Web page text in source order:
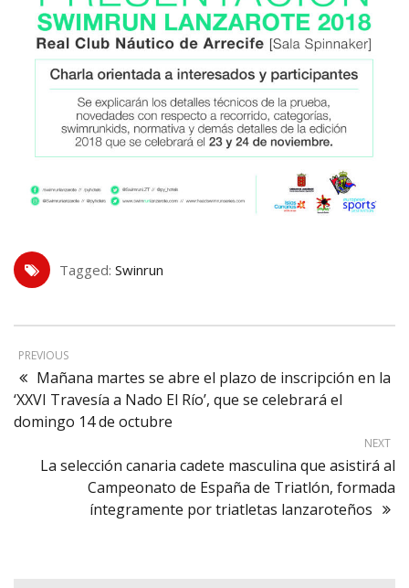
Tagged: Swinrun
PREVIOUS
Mañana martes se abre el plazo de inscripción en la
‘XXVI Travesía a Nado El Río’, que se celebrará el
domingo 14 de octubre
NEXT
La selección canaria cadete masculina que asistirá al
Campeonato de España de Triatlón, formada
íntegramente por triatletas lanzaroteños